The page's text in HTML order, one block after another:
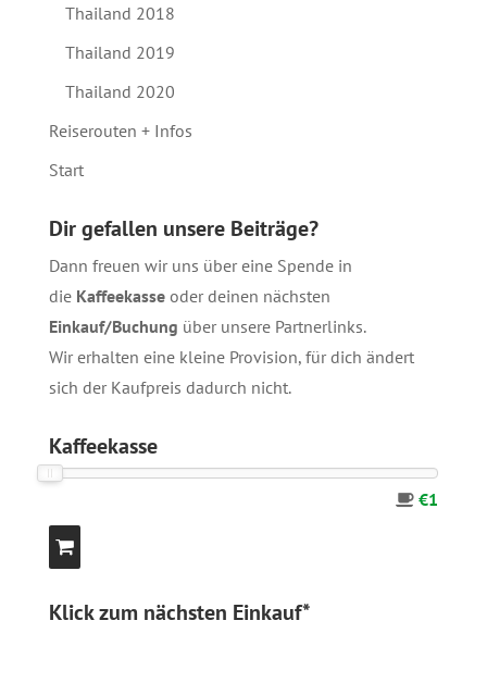
Thailand 2018
Thailand 2019
Thailand 2020
Reiserouten + Infos
Start
Dir gefallen unsere Beiträge?
Dann freuen wir uns über eine Spende in
die Kaffeekasseoder deinen nächsten
Einkauf/Buchung über unsere Partnerlinks.
Wir erhalten eine kleine Provision, für dich ändert
sich der Kaufpreis dadurch nicht.
Kaffeekasse
€1
Klick zum nächsten Einkauf*